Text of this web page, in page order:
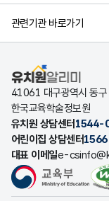
관련기관 바로가기
유치원알리미
41061 대구광역시 동
한국교육학술정보원
유치원 상담센터 1544-
어린이집 상담센터
대표 이메일e-